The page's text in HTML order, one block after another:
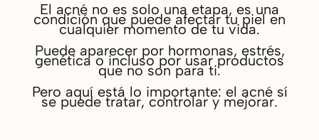
El acné no es solo una etapa, es una
condición que puede afectar tu piel en
cualquier momento de tu vida.
Puede aparecer por hormonas, estrés,
genética o incluso por usar productos
que no son para ti.
Pero aquí está lo importante: el acné sí
se puede tratar, controlar y mejorar.